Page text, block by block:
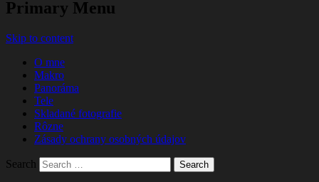
Primary Menu
Skip to content
O mne
Makro
Panoráma
Tele
Skladané fotografie
Rôzne
Zásady ochrany osobných údajov
Search